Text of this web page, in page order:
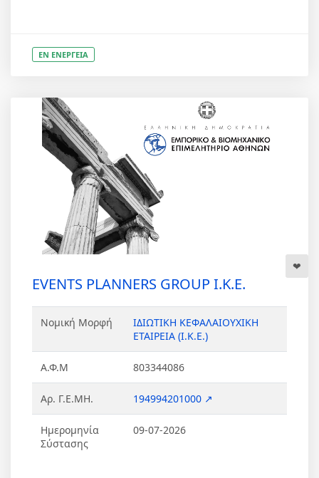
ΕΝ ΕΝΕΡΓΕΙΑ
EVENTS PLANNERS GROUP Ι.Κ.Ε.
Νομική Μορφή
ΙΔΙΩΤΙΚΗ ΚΕΦΑΛΑΙΟΥΧΙΚΗ
ΕΤΑΙΡΕΙΑ (Ι.Κ.Ε.)
Α.Φ.Μ 803344086
Αρ. Γ.Ε.ΜΗ. 194994201000 ↗
Ημερομηνία
Σύστασης
09-07-2026